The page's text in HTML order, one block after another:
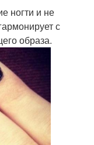
ногти и не
с
образа.